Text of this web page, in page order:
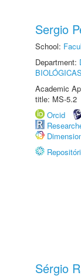
Sergio
School:
Department:
BIOLÓGICAS
Academic
title: MS-5.2
Orcid
Sérgio